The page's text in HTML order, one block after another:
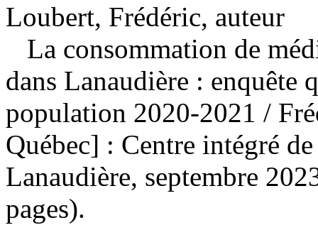
Loubert, Frédéric, auteur
La consommation de
dans Lanaudière : enquête
population 2020-2021 /
Québec] : Centre intégré
Lanaudière, septembre
pages).